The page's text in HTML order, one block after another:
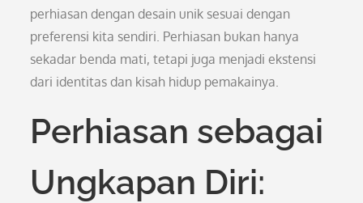
perhiasan dengan desain unik sesuai dengan
preferensi kita sendiri. Perhiasan bukan hanya
sekadar benda mati, tetapi juga menjadi ekstensi
dari identitas dan kisah hidup pemakainya.
Perhiasan sebagai
Ungkapan Diri: